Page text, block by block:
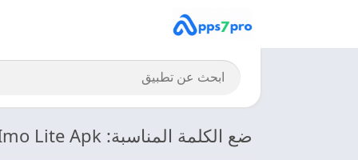
ضع الكلمة المناسبة: Imo Lite Apk